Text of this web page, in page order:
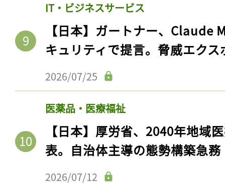
IT・ビジネスサービス
【日本】ガートナー、Claude
キュリティで提言。脅威エク
2026/07/25
医薬品・医療福祉
【日本】厚労省、2040年地域
表。自治体主導の態勢構築急務
2026/07/12
会員登録